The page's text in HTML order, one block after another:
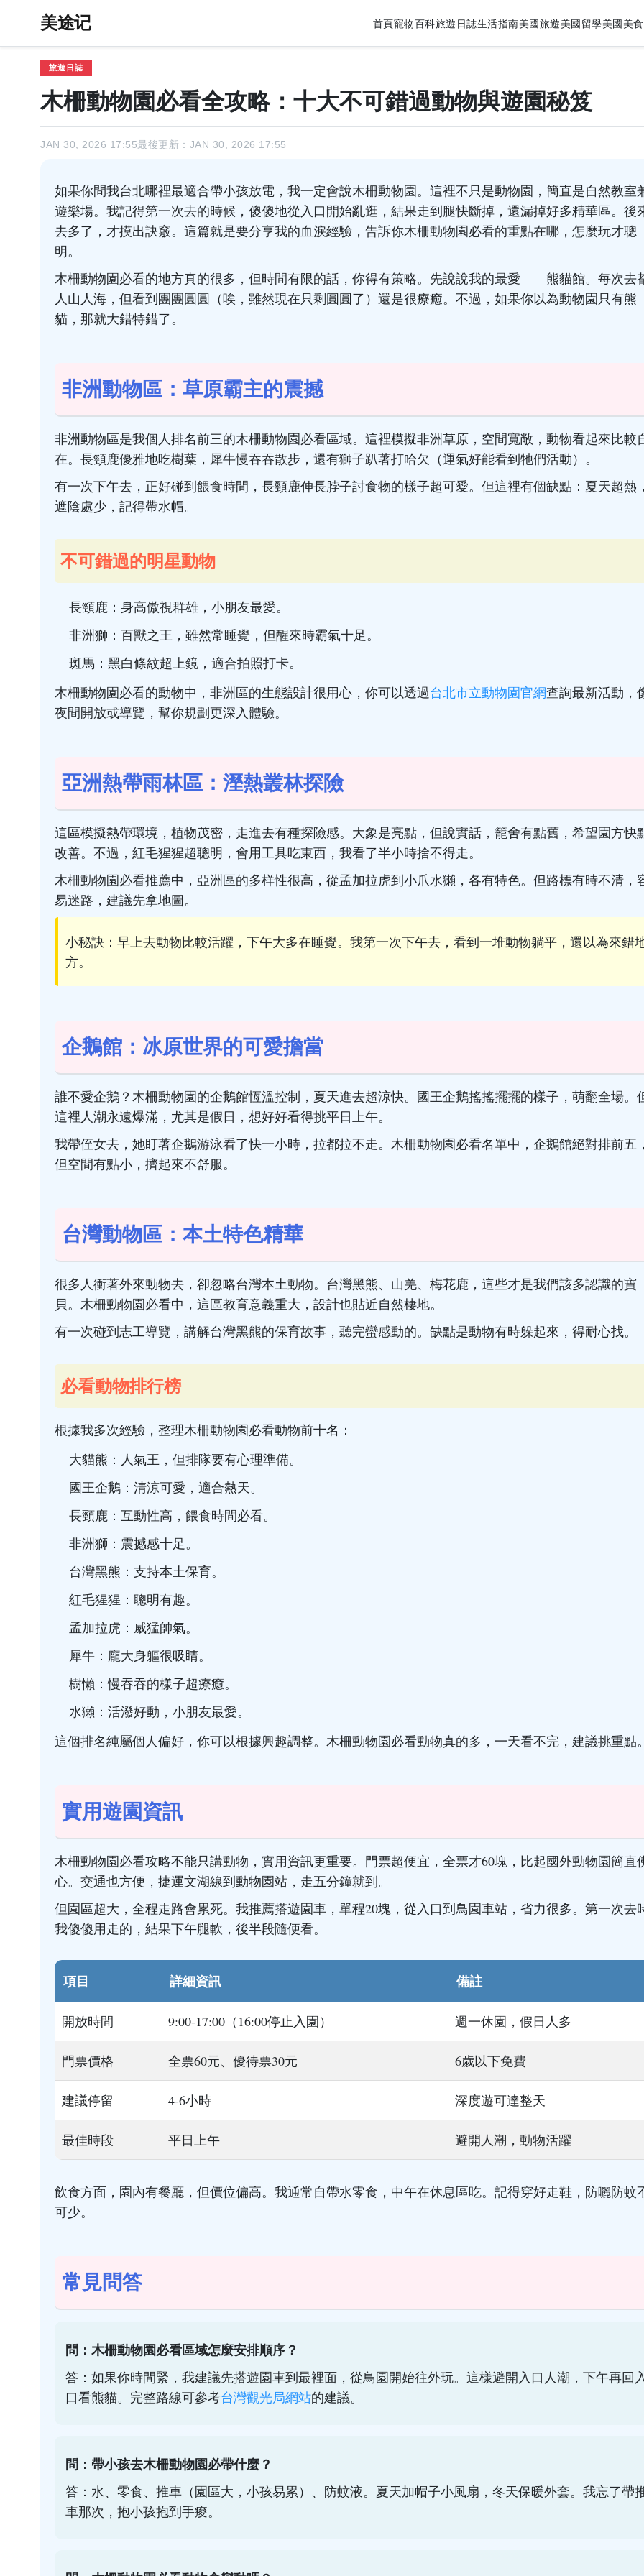
美途记 首頁寵物百科旅遊日誌生活指南美國旅遊美國留學美國美食
旅遊日誌
木柵動物園必看全攻略：十大不可錯過動物與遊園秘笈
JAN 30, 2026 17:55最後更新：JAN 30, 2026 17:55
如果你問我台北哪裡最適合帶小孩放電，我一定會說木柵動物園。這裡不只是動物園，簡直是自然教室
遊樂場。我記得第一次去的時候，傻傻地從入口開始亂逛，結果走到腿快斷掉，還漏掉好多精華區。後
去多了，才摸出訣竅。這篇就是要分享我的血淚經驗，告訴你木柵動物園必看的重點在哪，怎麼玩才聰
明。
木柵動物園必看的地方真的很多，但時間有限的話，你得有策略。先說說我的最愛——熊貓館。每次去
人山人海，但看到團團圓圓（唉，雖然現在只剩圓圓了）還是很療癒。不過，如果你以為動物園只有熊
貓，那就大錯特錯了。
非洲動物區：草原霸主的震撼
非洲動物區是我個人排名前三的木柵動物園必看區域。這裡模擬非洲草原，空間寬敞，動物看起來比較
在。長頸鹿優雅地吃樹葉，犀牛慢吞吞散步，還有獅子趴著打哈欠（運氣好能看到牠們活動）。
有一次下午去，正好碰到餵食時間，長頸鹿伸長脖子討食物的樣子超可愛。但這裡有個缺點：夏天超熱
遮陰處少，記得帶水帽。
不可錯過的明星動物
長頸鹿：身高傲視群雄，小朋友最愛。
非洲獅：百獸之王，雖然常睡覺，但醒來時霸氣十足。
斑馬：黑白條紋超上鏡，適合拍照打卡。
木柵動物園必看的動物中，非洲區的生態設計很用心，你可以透過台北市立動物園官網查詢最新活動，
夜間開放或導覽，幫你規劃更深入體驗。
亞洲熱帶雨林區：溼熱叢林探險
這區模擬熱帶環境，植物茂密，走進去有種探險感。大象是亮點，但說實話，籠舍有點舊，希望園方快
改善。不過，紅毛猩猩超聰明，會用工具吃東西，我看了半小時捨不得走。
木柵動物園必看推薦中，亞洲區的多样性很高，從孟加拉虎到小爪水獺，各有特色。但路標有時不清，
易迷路，建議先拿地圖。
小秘訣：早上去動物比較活躍，下午大多在睡覺。我第一次下午去，看到一堆動物躺平，還以為來錯
方。
企鵝館：冰原世界的可愛擔當
誰不愛企鵝？木柵動物園的企鵝館恆溫控制，夏天進去超涼快。國王企鵝搖搖擺擺的樣子，萌翻全場。
這裡人潮永遠爆滿，尤其是假日，想好好看得挑平日上午。
我帶侄女去，她盯著企鵝游泳看了快一小時，拉都拉不走。木柵動物園必看名單中，企鵝館絕對排前五
但空間有點小，擠起來不舒服。
台灣動物區：本土特色精華
很多人衝著外來動物去，卻忽略台灣本土動物。台灣黑熊、山羌、梅花鹿，這些才是我們該多認識的寶
貝。木柵動物園必看中，這區教育意義重大，設計也貼近自然棲地。
有一次碰到志工導覽，講解台灣黑熊的保育故事，聽完蠻感動的。缺點是動物有時躲起來，得耐心找。
必看動物排行榜
根據我多次經驗，整理木柵動物園必看動物前十名：
大貓熊：人氣王，但排隊要有心理準備。
國王企鵝：清涼可愛，適合熱天。
長頸鹿：互動性高，餵食時間必看。
非洲獅：震撼感十足。
台灣黑熊：支持本土保育。
紅毛猩猩：聰明有趣。
孟加拉虎：威猛帥氣。
犀牛：龐大身軀很吸睛。
樹懶：慢吞吞的樣子超療癒。
水獺：活潑好動，小朋友最愛。
這個排名純屬個人偏好，你可以根據興趣調整。木柵動物園必看動物真的多，一天看不完，建議挑重點
實用遊園資訊
木柵動物園必看攻略不能只講動物，實用資訊更重要。門票超便宜，全票才60塊，比起國外動物園簡直
心。交通也方便，捷運文湖線到動物園站，走五分鐘就到。
但園區超大，全程走路會累死。我推薦搭遊園車，單程20塊，從入口到鳥園車站，省力很多。第一次去
我傻傻用走的，結果下午腿軟，後半段隨便看。
項目 詳細資訊 備註
開放時間 9:00-17:00（16:00停止入園） 週一休園，假日人多
門票價格 全票60元、優待票30元 6歲以下免費
建議停留 4-6小時 深度遊可達整天
最佳時段 平日上午 避開人潮，動物活躍
飲食方面，園內有餐廳，但價位偏高。我通常自帶水零食，中午在休息區吃。記得穿好走鞋，防曬防蚊
可少。
常見問答
問：木柵動物園必看區域怎麼安排順序？
答：如果你時間緊，我建議先搭遊園車到最裡面，從鳥園開始往外玩。這樣避開入口人潮，下午再回
口看熊貓。完整路線可參考台灣觀光局網站的建議。
問：帶小孩去木柵動物園必帶什麼？
答：水、零食、推車（園區大，小孩易累）、防蚊液。夏天加帽子小風扇，冬天保暖外套。我忘了帶
車那次，抱小孩抱到手痠。